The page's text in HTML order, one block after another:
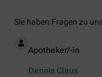
Sie haben Fragen zu
Apotheker/-in
Dennis Claus